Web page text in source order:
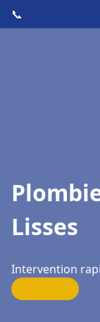
📞
Lisses
Intervention